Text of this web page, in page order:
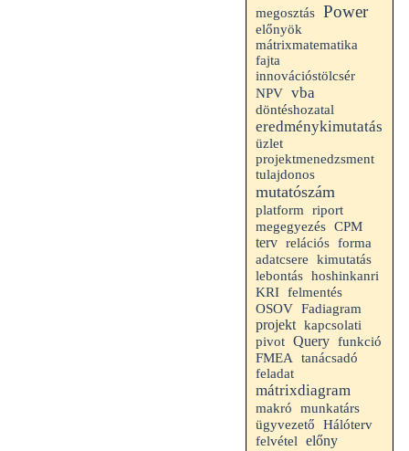
megosztás Power
előnyök
mátrixmatematika
fajta
innovációstölcsér
NPV vba
döntéshozatal
eredménykimutatás
üzlet
projektmenedzsment
tulajdonos
mutatószám
platform riport
megegyezés CPM
terv relációs forma
adatcsere
kimutatás
lebontás hoshinkanri
KRI felmentés
OSOV Fadiagram
projekt kapcsolati
pivot Query funkció
FMEA
tanácsadó
feladat
mátrixdiagram
makró munkatárs
ügyvezető Hálóterv
felvétel előny